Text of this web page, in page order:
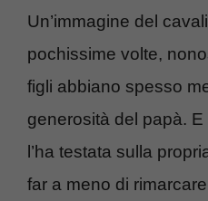
Un’immagine del
pochissime volte,
figli abbiano spesso
generosità del papà.
l’ha testata sulla
far a meno di